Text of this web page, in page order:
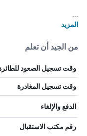
...
المزيد
من الجيد أن تعلم
وقت تسجيل الصعود
وقت تسجيل المغادرة
الدفع والإلغاء
رقم مكتب الاستقبال